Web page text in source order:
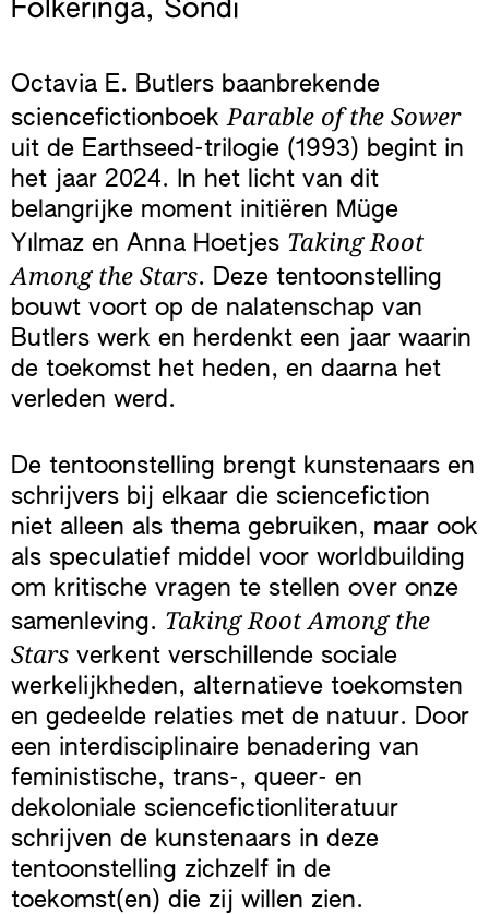
Folkeringa, Sondi
Octavia E. Butlers baanbrekende
sciencefictionboekParable of the Sower
uit de Earthseed-trilogie (1993) begint in
het jaar 2024. In het licht van dit
belangrijke moment initiëren Müge
Yılmaz en Anna Hoetjes Taking Root
Among the Stars. Deze tentoonstelling
bouwt voort op de nalatenschap van
Butlers werk en herdenkt een jaar waarin
de toekomst het heden, en daarna het
verleden werd.
De tentoonstelling brengt kunstenaars en
schrijvers bij elkaar die sciencefiction
niet alleen als thema gebruiken, maar ook
als speculatief middel voor worldbuilding
om kritische vragen te stellen over onze
samenleving. Taking Root Among the
Stars verkent verschillende sociale
werkelijkheden, alternatieve toekomsten
en gedeelde relaties met de natuur. Door
een interdisciplinaire benadering van
feministische, trans-, queer- en
dekoloniale sciencefictionliteratuur
schrijven de kunstenaars in deze
tentoonstelling zichzelf in de
toekomst(en) die zij willen zien.